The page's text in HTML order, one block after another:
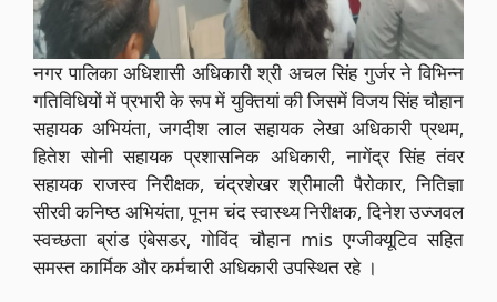
नगर पालिका अधिशासी अधिकारी श्री अचल सिंह गुर्जर ने विभिन्न
गतिविधियों में प्रभारी के रूप में युक्तियां की जिसमें विजय सिंह चौहान
सहायक अभियंता, जगदीश लाल सहायक लेखा अधिकारी प्रथम,
हितेश सोनी सहायक प्रशासनिक अधिकारी, नागेंद्र सिंह तंवर
सहायक राजस्व निरीक्षक, चंद्रशेखर श्रीमाली पैरोकार, नितिज्ञा
सीरवी कनिष्ठ अभियंता, पूनम चंद स्वास्थ्य निरीक्षक, दिनेश उज्जवल
स्वच्छता ब्रांड एंबेसडर, गोविंद चौहान mis एग्जीक्यूटिव सहित
समस्त कार्मिक और कर्मचारी अधिकारी उपस्थित रहे ।